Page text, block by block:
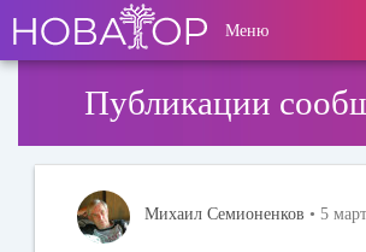
основному
содержанию
User
account
Меню
Публикации
Михаил Семионенков • 5